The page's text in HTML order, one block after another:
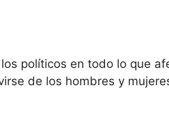
políticos en todo lo que
de los hombres y